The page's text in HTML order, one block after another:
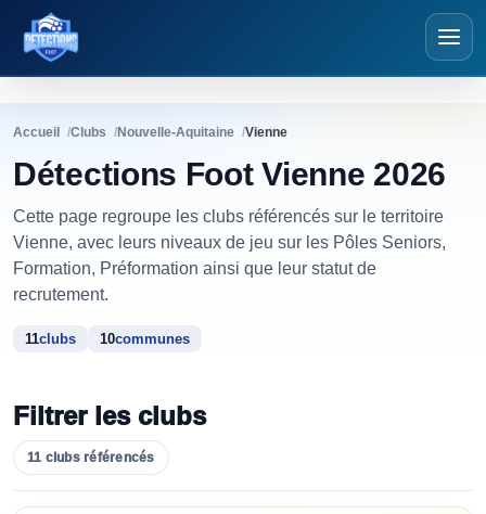
Détections Foot
Accueil Clubs Nouvelle-Aquitaine Vienne
Détections Foot Vienne 2026
Cette page regroupe les clubs référencés sur le territoire
Vienne, avec leurs niveaux de jeu sur les Pôles Seniors,
Formation, Préformation ainsi que leur statut de
recrutement.
11clubs 10communes
Filtrer les clubs
11 clubsréférencés